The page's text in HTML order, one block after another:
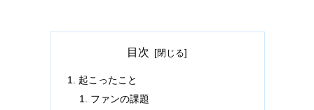
目次
起こったこと
ファンの課題